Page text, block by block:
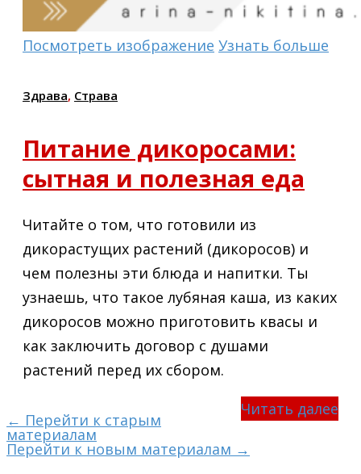
Посмотреть изображение Узнать больше
Здрава, Страва
Питание дикоросами:
сытная и полезная еда
Читайте о том, что готовили из
дикорастущих растений (дикоросов) и
чем полезны эти блюда и напитки. Ты
узнаешь, что такое лубяная каша, из каких
дикоросов можно приготовить квасы и
как заключить договор с душами
растений перед их сбором.
Читать далее
← Перейти к старым
материалам
Перейти к новым материалам →